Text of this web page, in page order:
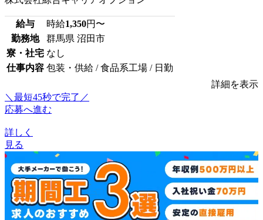
給与 時給1,350円〜
勤務地
群馬県 沼田市
寮・社宅 なし
仕事内容 包装・供給 / 食品系工場 / 日勤
詳細を表示
＼最短45秒で完了／
応募へ進む
詳しく
見る